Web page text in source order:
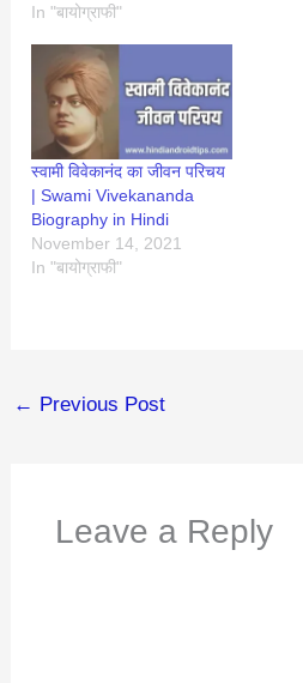
In "बायोग्राफी"
स्वामी विवेकानंद का जीवन परिचय
| Swami Vivekananda
Biography in Hindi
November 14, 2021
In "बायोग्राफी"
← Previous Post
Leave a Reply